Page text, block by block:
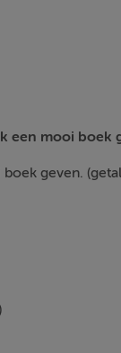
een mooi boek
geven.